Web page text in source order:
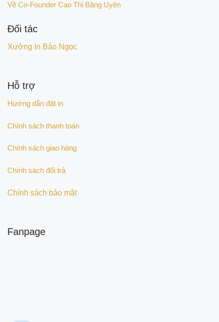
Về Co-Founder Cao Thị Băng Uyên
Đối tác
Xưởng In Bảo Ngọc
Hỗ trợ
Hướng dẫn đặt in
Chính sách thanh toán
Chính sách giao hàng
Chính sách đổi trả
Chính sách bảo mật
Fanpage